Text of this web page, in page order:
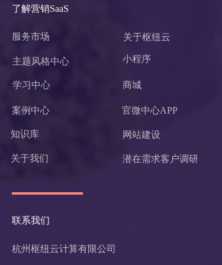
了解营销SaaS
关于枢纽云
服务市场
主题风格中心 小程序
学习中心 商城
联系我们
杭州枢纽云计算有限公司
案例中心 官微中心APP
知识库 网站建设
关于我们 潜在需求客户调研